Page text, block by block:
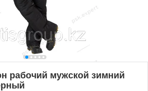
рабочий мужской зимний